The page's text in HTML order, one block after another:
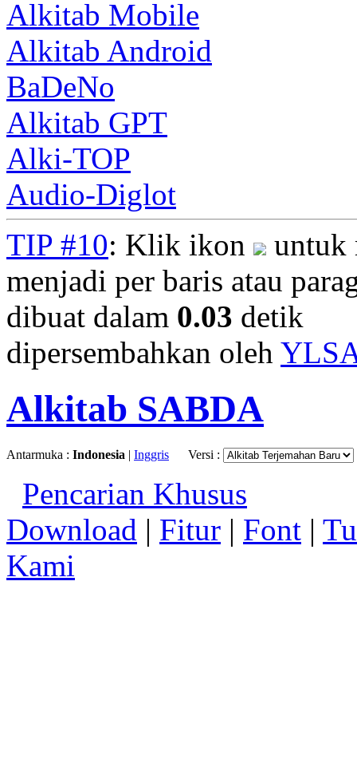
Alkitab Mobile
Alkitab Android
BaDeNo
Alkitab GPT
Alki-TOP
Audio-Diglot
TIP #10: Klik ikon
untuk
menjadi per baris atau
dibuat dalam 0.03 detik
dipersembahkan oleh
Alkitab SABDA
Antarmuka : Indonesia | Inggris Versi :
Pencarian Khusus
Download | Fitur | Font |
Kami